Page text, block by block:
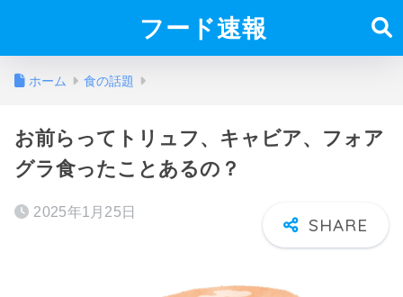
フード速報
ホーム 食の話題
お前らってトリュフ、キャビア、フォア
グラ食ったことあるの？
2025年1月25日